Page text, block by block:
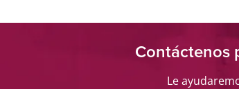
Contáctenos
Le